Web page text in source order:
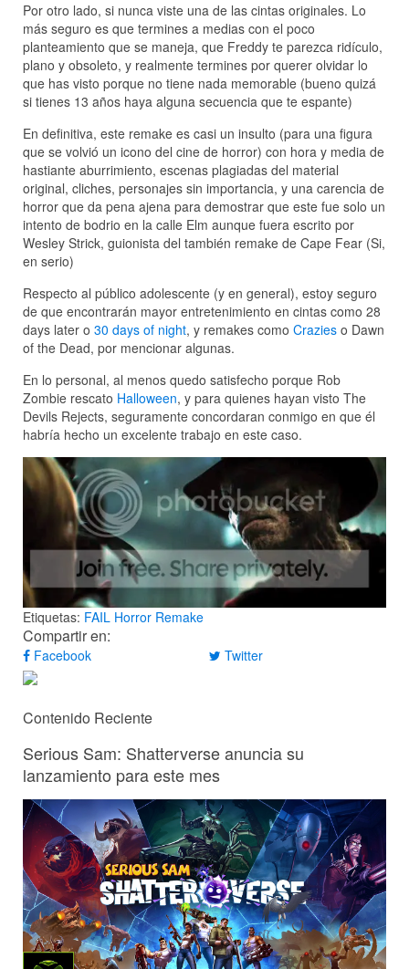
Por otro lado, si nunca viste una de las cintas originales. Lo
más seguro es que termines a medias con el poco
planteamiento que se maneja, que Freddy te parezca ridículo,
plano y obsoleto, y realmente termines por querer olvidar lo
que has visto porque no tiene nada memorable (bueno quizá
si tienes 13 años haya alguna secuencia que te espante)
En definitiva, este remake es casi un insulto (para una figura
que se volvió un icono del cine de horror) con hora y media de
hastiante aburrimiento, escenas plagiadas del material
original, cliches, personajes sin importancia, y una carencia de
horror que da pena ajena para demostrar que este fue solo un
intento de bodrio en la calle Elm aunque fuera escrito por
Wesley Strick, guionista del también remake de Cape Fear (Si,
en serio)
Respecto al público adolescente (y en general), estoy seguro
de que encontrarán mayor entretenimiento en cintas como 28
days later o 30 days of night, y remakes como Crazies o Dawn
of the Dead, por mencionar algunas.
En lo personal, al menos quedo satisfecho porque Rob
Zombie rescato Halloween, y para quienes hayan visto The
Devils Rejects, seguramente concordaran conmigo en que él
habría hecho un excelente trabajo en este caso.
Etiquetas: FAIL Horror Remake
Compartir en:
Facebook Twitter
Contenido Reciente
Serious Sam: Shatterverse anuncia su
lanzamiento para este mes